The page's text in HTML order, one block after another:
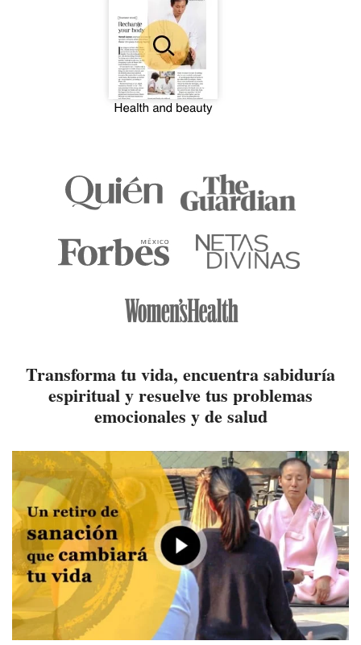
Transforma tu vida, encuentra sabiduría
espiritual y resuelvetus problemas
emocionales y de salud